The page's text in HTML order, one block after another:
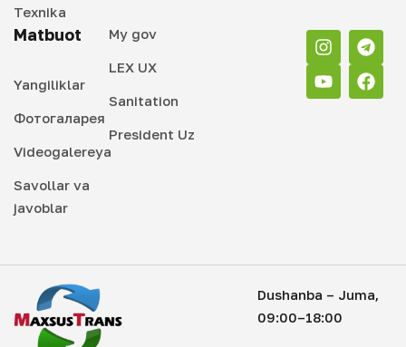
Texnika
Matbuot
Yangiliklar
Фотогаларея
Videogalereya
Savollar va
javoblar
My gov
LEX UX
Sanitation
President Uz
Dushanba – Juma,
09:00–18:00